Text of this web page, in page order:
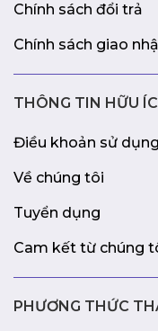
Chính sách đổi trả
Chính sách giao
THÔNG TIN HỮU
Điều khoản sử dụng
Về chúng tôi
Tuyển dụng
Cam kết từ chúng
PHƯƠNG THỨC